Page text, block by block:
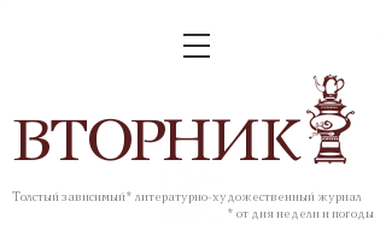
ВТОРНИК
Толстый зависимый* литературно-художественный журнал
* от дня недели и погоды